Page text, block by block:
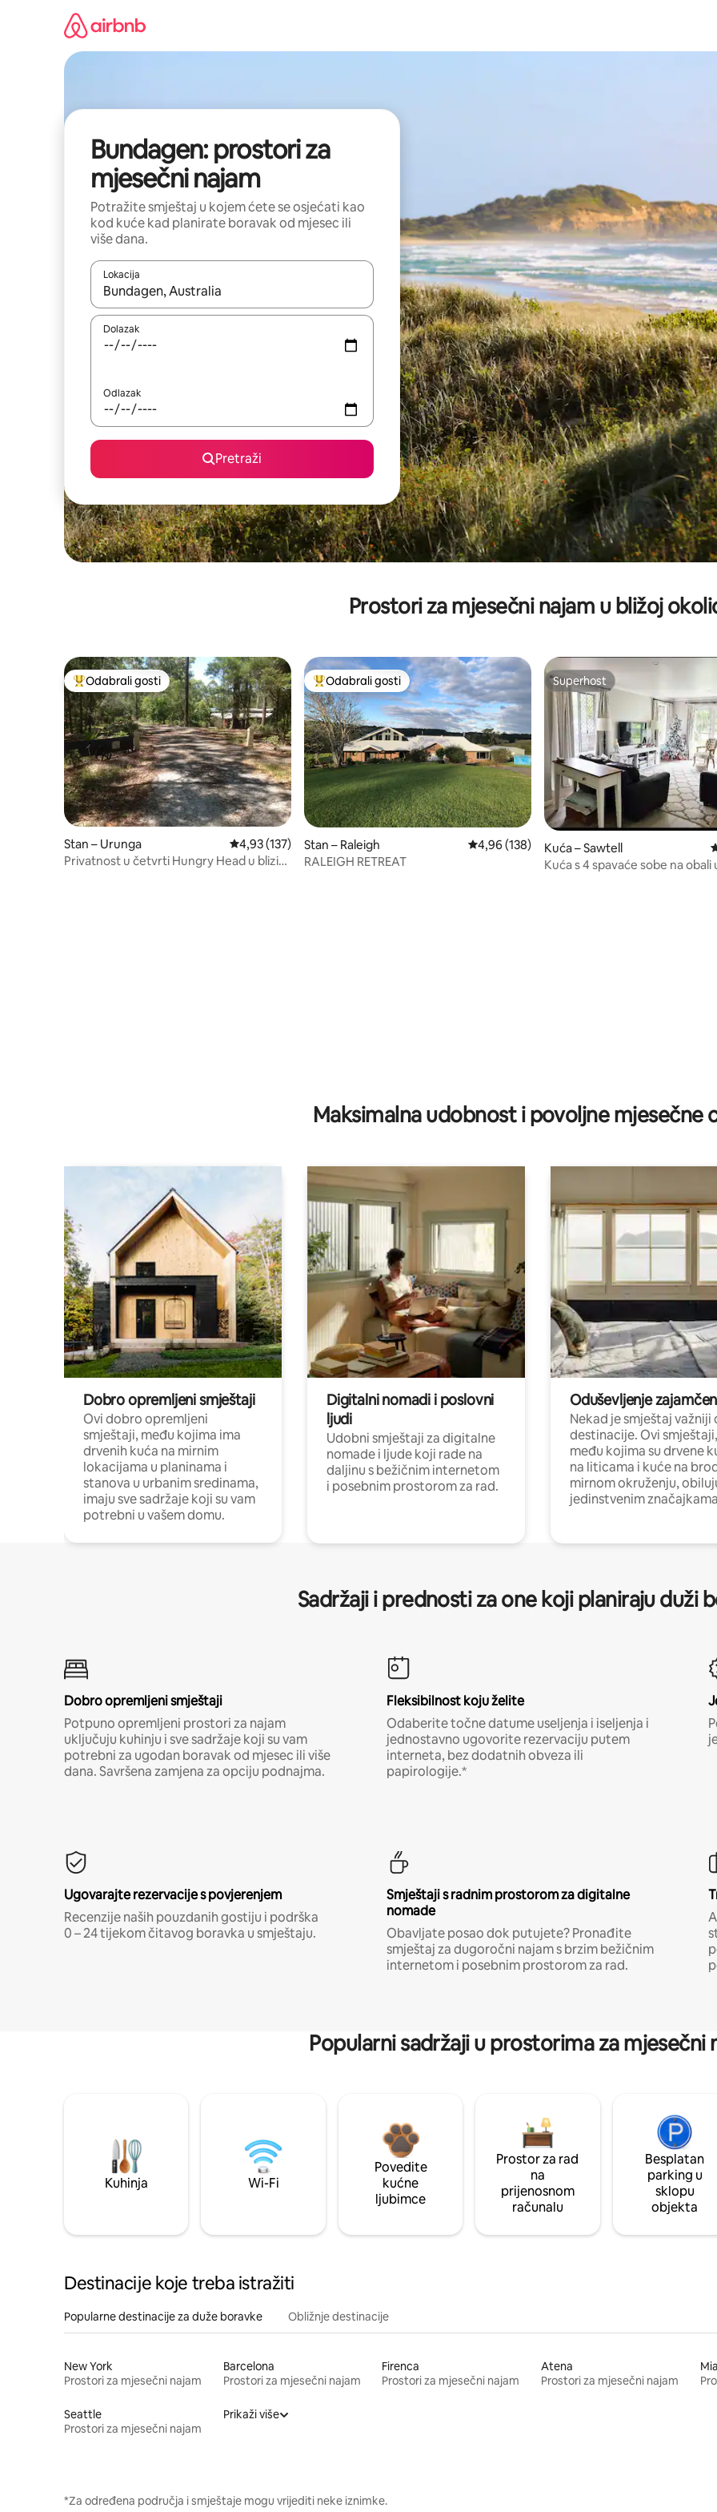
Bundagen: prostori za
mjesečni najam
Potražite smještaj u kojem ćete se osjećati kao
kod kuće kad planirate boravak od mjesec ili
više dana.
Lokacija
Kada budu dostupni rezultati, moći ćete ih pregledati koristeći se strelicama prema gore i prema dolje, kao i dodirom ili
Dolazak
Odlazak
Pretraži
Prostori za mjesečni najam u bližoj
Među najviše rangiranima s oznakom „Odabrali gosti”
Odabrali gosti
Stan – Urunga Prosječna ocjena: 4,93/5, recenzija: 137
4,93 (137)
Privatnost u četvrti Hungry Head u blizini
Među najviše rangiranima s oznakom „Odabrali gosti”
Odabrali gosti
Stan – Raleigh Prosječna ocjena: 4,96/5, recenzija: 138
4,96 (138)
RALEIGH RETREAT
Superhost
Superhost
Kuća – Sawtell
Kuća s 4 spavaće sobe na obali
Maksimalna udobnost i povoljne mjesečne
Dobro opremljeni smještaji
Ovi dobro opremljeni
smještaji, među kojima ima
drvenih kuća na mirnim
lokacijama u planinama i
stanova u urbanim sredinama,
imaju sve sadržaje koji su vam
potrebni u vašem domu.
Digitalni nomadi i poslovni
ljudi
Udobni smještaji za digitalne
nomade i ljude koji rade na
daljinu s bežičnim internetom
i posebnim prostorom za rad.
Oduševljenje
Nekad je smještaj važniji
destinacije. Ovi smještaji,
među kojima su drvene
na liticama i kuće na
mirnom okruženju,
jedinstvenim
Sadržaji i prednosti za one koji planiraju duži
Dobro opremljeni smještaji
Potpuno opremljeni prostori za najam
uključuju kuhinju i sve sadržaje koji su vam
potrebni za ugodan boravak od mjesec ili više
dana. Savršena zamjena za opciju podnajma.
Fleksibilnost koju želite
Odaberite točne datume useljenja i iseljenja i
jednostavno ugovorite rezervaciju putem
interneta, bez dodatnih obveza ili
papirologije.*
Ugovarajte rezervacije s povjerenjem
Recenzije naših pouzdanih gostiju i podrška
0 – 24 tijekom čitavog boravka u smještaju.
Smještaji s radnim prostorom za digitalne
nomade
Obavljate posao dok putujete? Pronađite
smještaj za dugoročni najam s brzim bežičnim
internetom i posebnim prostorom za rad.
Popularni sadržaji u prostorima za mjesečni
Kuhinja Wi-Fi
Povedite
kućne
ljubimce
Prostor za rad
na
prijenosnom
računalu
Besplatan
parking u
sklopu
objekta
Destinacije koje treba istražiti
Popularne destinacije za duže boravke Obližnje destinacije
New York
Prostori za mjesečni najam
Barcelona
Prostori za mjesečni najam
Firenca
Prostori za mjesečni najam
Atena
Prostori za mjesečni najam
Seattle
Prostori za mjesečni najam
Prikaži više
*Za određena područja i smještaje mogu vrijediti neke iznimke.